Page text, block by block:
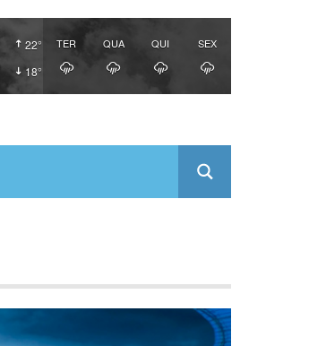
22°
18°
TER QUA QUI SEX